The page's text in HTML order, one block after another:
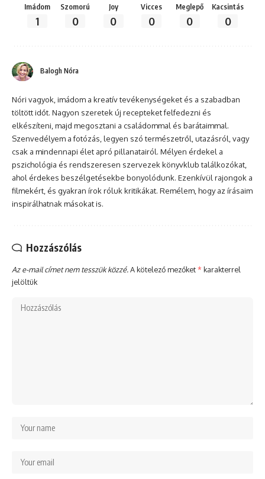
Imádom
1
Szomorú
0
Joy
0
Vicces
0
Meglepő
0
Kacsintás
0
Balogh Nóra
Nóri vagyok, imádom a kreatív tevékenységeket és a szabadban
töltött időt. Nagyon szeretek új recepteket felfedezni és
elkészíteni, majd megosztani a családommal és barátaimmal.
Szenvedélyem a fotózás, legyen szó természetről, utazásról, vagy
csak a mindennapi élet apró pillanatairól. Mélyen érdekel a
pszichológia és rendszeresen szervezek könyvklub találkozókat,
ahol érdekes beszélgetésekbe bonyolódunk. Ezenkívül rajongok a
filmekért, és gyakran írok róluk kritikákat. Remélem, hogy az írásaim
inspirálhatnak másokat is.
Hozzászólás
Az e-mail címet nem tesszük közzé.A kötelező mezőket* karakterrel
jelöltük